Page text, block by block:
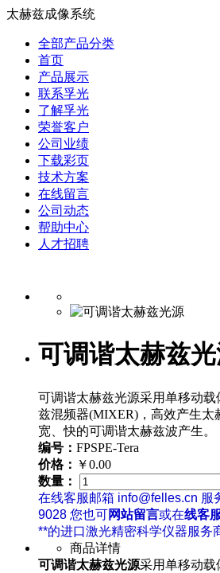
太赫兹成像系统
全部产品分类
首页
产品展示
联系孚光
了解孚光
荣誉客户
公司业绩
下载彩页
技术方案
在线留言
公司动态
帮助中心
人才招聘
可调谐太赫兹
可调谐太赫兹光源采用单移动
兹混频器(MIXER)，高效产生太
宽、快的可调谐太赫兹波产生。
编号： FPSPE-Tera
价格： ￥0.00
数量：
在线客服邮箱 info@felles.cn 服
9028 您也可网站留言或在线客
**的进口激光精密科学仪器服务
商品详情
可调谐太赫兹光源采用单移动载